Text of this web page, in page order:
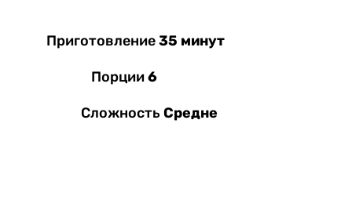
Приготовление35 минут
Порции6
Сложность Средне